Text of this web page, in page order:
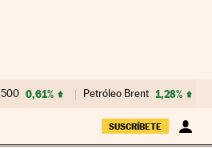
0,61% Petróleo Brent 1,28%
SUSCRÍBETE